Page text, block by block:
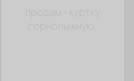
продам - куртку
горнолыжную,